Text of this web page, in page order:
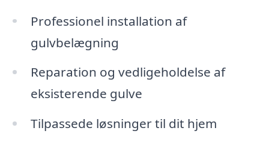
Professionel installation af
gulvbelægning
Reparation og vedligeholdelse af
eksisterende gulve
Tilpassede løsninger til dit hjem